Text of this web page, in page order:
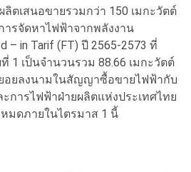
ตเสนอขายรวมกว่า 150 เมกะวัตต์
รจัดหาไฟฟ้าจากพลังงาน
– in Tarif (FT) ปี 2565-2573 ที่
1 เป็นจำนวนรวม 88.66 เมกะวัตต์
อยลงนามในสัญญาซื้อขายไฟฟ้ากับ
การไฟฟ้าฝ่ายผลิตแห่งประเทศไทย
มดภายในไตรมาส 1 นี้